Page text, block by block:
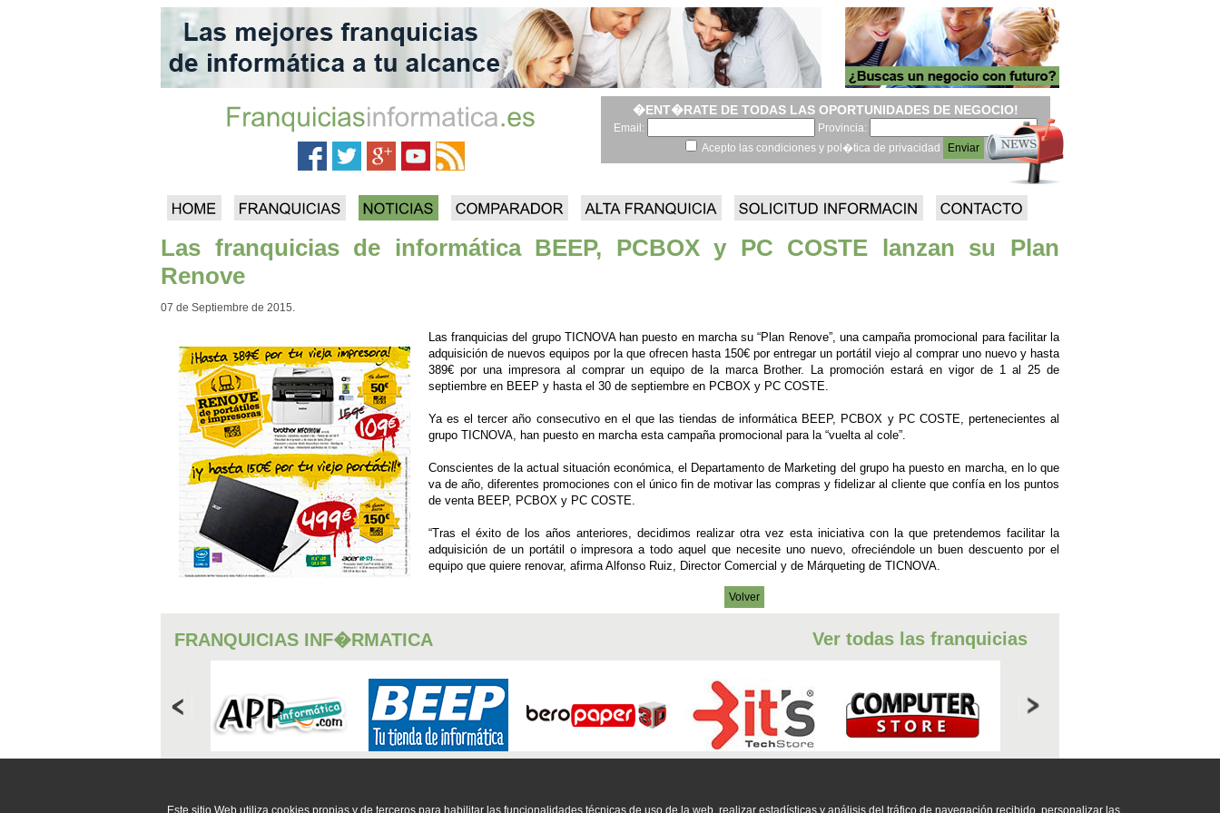
�ENT�RATE DE TODAS LAS OPORTUNIDADES DE NEGOCIO!
Email:
Provincia:
Acepto las condiciones y pol�tica de privacidad
Las franquicias de informática BEEP, PCBOX y PC COSTE lanzan su Plan
Renove
07 de Septiembre de 2015.
Las franquicias del grupo TICNOVA han puesto en marcha su “Plan Renove”, una campaña promocional para facilitar la
adquisición de nuevos equipos por la que ofrecen hasta 150€ por entregar un portátil viejo al comprar uno nuevo y hasta
389€ por una impresora al comprar un equipo de la marca Brother. La promoción estará en vigor de 1 al 25 de
septiembre en BEEP y hasta el 30 de septiembre en PCBOX y PC COSTE.
Ya es el tercer año consecutivo en el que las tiendas de informática BEEP, PCBOX y PC COSTE, pertenecientes al
grupo TICNOVA, han puesto en marcha esta campaña promocional para la “vuelta al cole”.
Conscientes de la actual situación económica, el Departamento de Marketing del grupo ha puesto en marcha, en lo que
va de año, diferentes promociones con el único fin de motivar las compras y fidelizar al cliente que confía en los puntos
de venta BEEP, PCBOX y PC COSTE.
“Tras el éxito de los años anteriores, decidimos realizar otra vez esta iniciativa con la que pretendemos facilitar la
adquisición de un portátil o impresora a todo aquel que necesite uno nuevo, ofreciéndole un buen descuento por el
equipo que quiere renovar, afirma Alfonso Ruiz, Director Comercial y de Márqueting de TICNOVA.
Volver
FRANQUICIAS INF�RMATICA Ver todas las franquicias
Este sitio Web utiliza cookies propias y de terceros para habilitar las funcionalidades técnicas de uso de la web, realizar estadísticas y análisis del tráfico de navegación recibido, personalizar las